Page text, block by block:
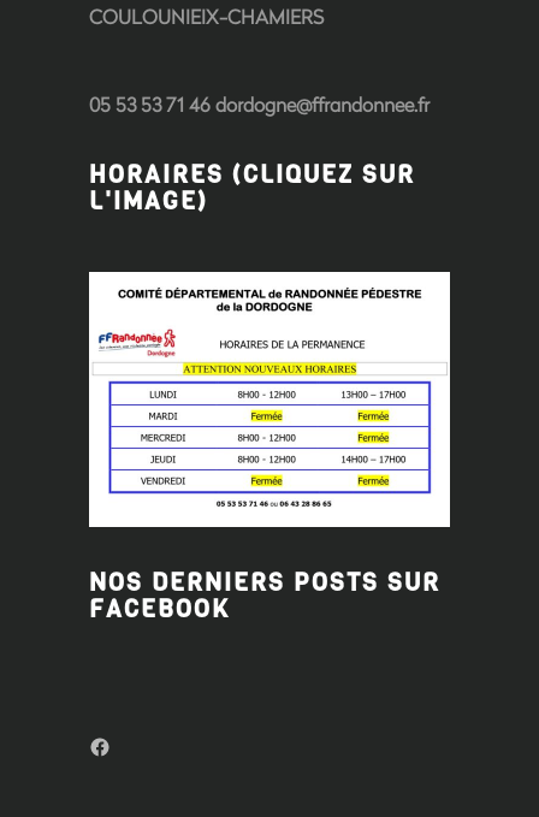
COULOUNIEIX-CHAMIERS
05 53 53 71 46 dordogne@ffrandonnee.fr
HORAIRES (CLIQUEZ SUR
L'IMAGE)
NOS DERNIERS POSTS SUR
FACEBOOK
Facebook